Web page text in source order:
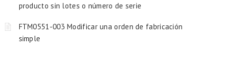
producto sin lotes o número de serie
FTM0551-003 Modificar una orden de fabricación
simple